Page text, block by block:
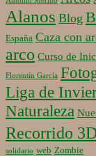
Alanos Blog
España Caza con
arco Curso de
Florentín García
Liga de
Naturaleza
Recorrido
solidario web Zombie